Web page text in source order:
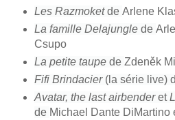
Les Razmoketde Arlene
La famille Delajungle de
Csupo
La petite taupede Zdeněk
Fifi Brindacier(la série live)
Avatar, the last airbenderet
de Michael Dante DiMartino